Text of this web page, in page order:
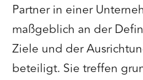
Partner in einer
maßgeblich an der
Ziele und der
beteiligt. Sie treffen